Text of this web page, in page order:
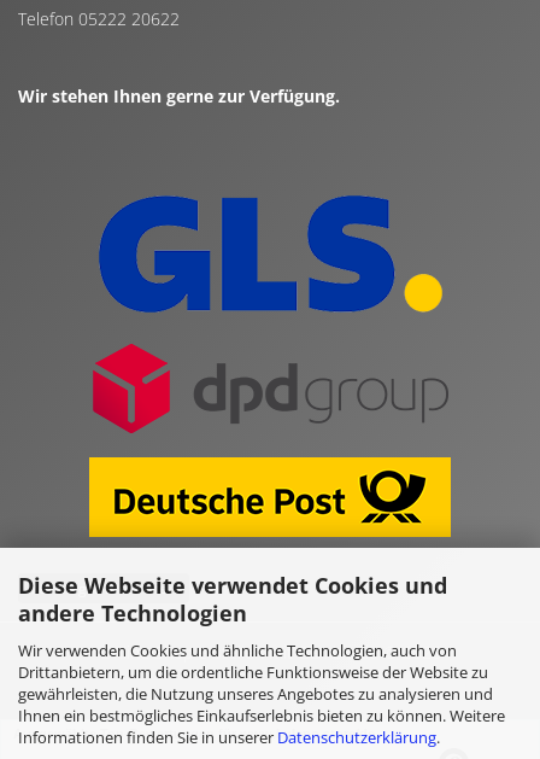
Diese Webseite verwendet Cookies und
andere Technologien
Wir verwenden Cookies und ähnliche Technologien, auch von
Drittanbietern, um die ordentliche Funktionsweise der Website zu
gewährleisten, die Nutzung unseres Angebotes zu analysieren und
Ihnen ein bestmögliches Einkaufserlebnis bieten zu können. Weitere
Informationen finden Sie in unserer Datenschutzerklärung.
Telefon 05222 20622
Wir stehen Ihnen gerne zur Verfügung.
Vertrag widerrufen
Online Shop erstellenmit Gambio.de © 2026
Ausgewählte Top-Bewertungen für www.kulano.store/de